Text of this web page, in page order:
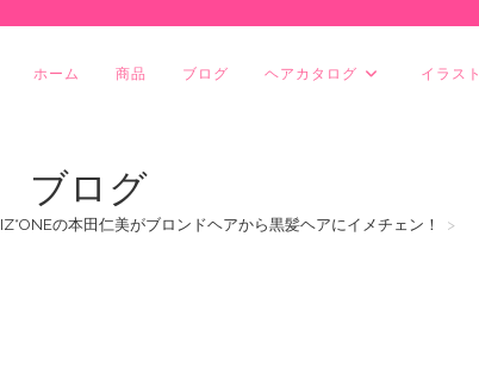
ホーム 商品 ブログ ヘアカタログ イラスト
ブログ
IZ*ONEの本田仁美がブロンドヘアから黒髪ヘアにイメチェン！ >